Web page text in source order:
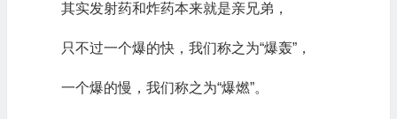
其实发射药和炸药本来就是亲兄弟，
只不过一个爆的快，我们称之为“爆轰”，
一个爆的慢，我们称之为“爆燃”。